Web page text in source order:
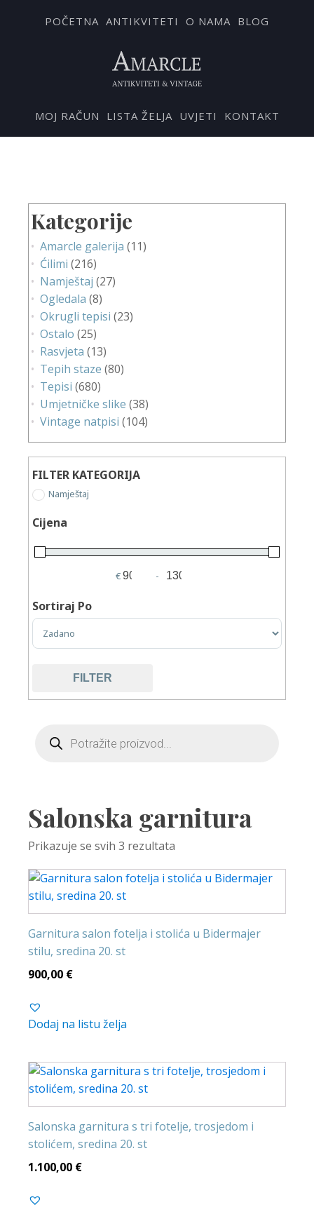
POČETNA ANTIKVITETI O NAMA BLOG
MOJ RAČUN LISTA ŽELJA UVJETI KONTAKT
Kategorije
Amarcle galerija (11)
Ćilimi (216)
Namještaj (27)
Ogledala (8)
Okrugli tepisi (23)
Ostalo (25)
Rasvjeta (13)
Tepih staze (80)
Tepisi (680)
Umjetničke slike (38)
Vintage natpisi (104)
FILTER KATEGORIJA
Namještaj
Cijena
€
Minimum Price
-
Maximum Price
Sortiraj Po
Sort Products
FILTER
Salonska garnitura
Prikazuje se svih 3 rezultata
Garnitura salon fotelja i stolića u Bidermajer
stilu, sredina 20. st
900,00 €
Dodaj na listu želja
Salonska garnitura s tri fotelje, trosjedom i
stolićem, sredina 20. st
1.100,00 €